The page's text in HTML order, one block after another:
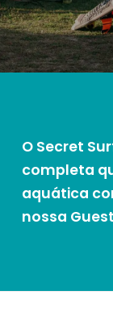
O Secret
completa
aquática
nossa